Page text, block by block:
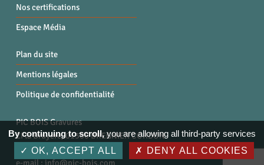
Nos certifications
Espace Média
Plan du site
Mentions légales
Politique de confidentialité
PIC BOIS Gravures
ZI la Bruyère, 01300 BREGNIER CORDON
Tél. : 04 79 87 96 40
e-mail :info@pic-bois.com
By continuing to scroll,you are allowing all third-party services
OK, ACCEPT ALL
DENY ALL COOKIES